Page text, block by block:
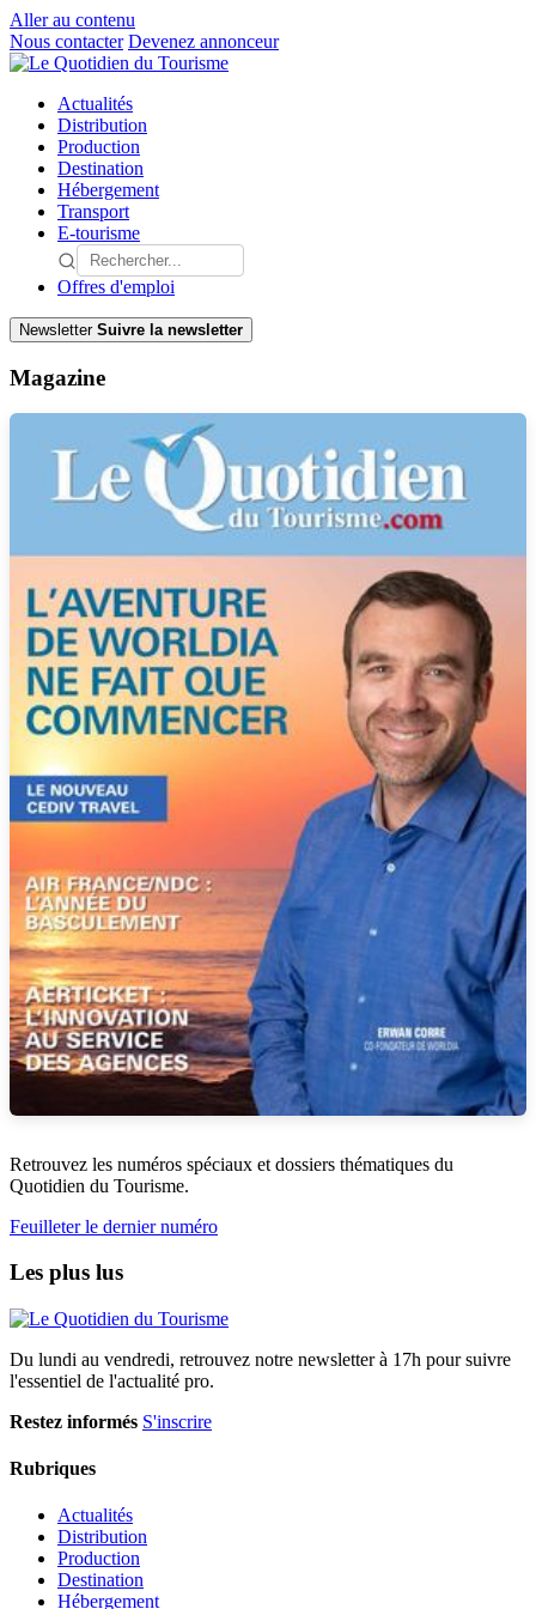
Aller au contenu
Nous contacter Devenez annonceur
Actualités
Distribution
Production
Destination
Hébergement
Transport
E-tourisme
Offres d'emploi
Newsletter Suivre la newsletter
Magazine
Retrouvez les numéros spéciaux et dossiers thématiques du
Quotidien du Tourisme.
Feuilleter le dernier numéro
Les plus lus
Du lundi au vendredi, retrouvez notre newsletter à 17h pour suivre
l'essentiel de l'actualité pro.
Restez informés S'inscrire
Rubriques
Actualités
Distribution
Production
Destination
Hébergement